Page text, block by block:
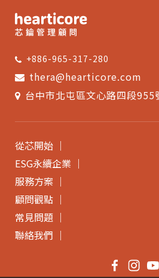
+886-965-317-280
thera@hearticore.com
台中市北屯區文心路四段955
從芯開始
ESG永續企業
服務方案
顧問觀點
常見問題
聯絡我們